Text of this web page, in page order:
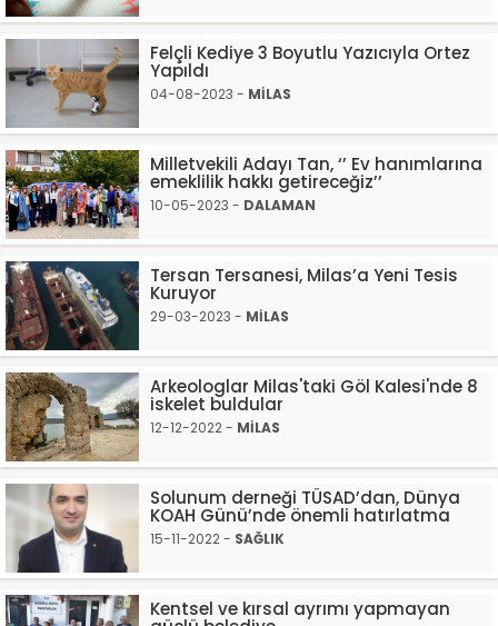
Felçli Kediye 3 Boyutlu Yazıcıyla Ortez
Yapıldı
04-08-2023 - MİLAS
Milletvekili Adayı Tan, ‘’ Ev hanımlarına
emeklilik hakkı getireceğiz’’
10-05-2023 - DALAMAN
Tersan Tersanesi, Milas’a Yeni Tesis
Kuruyor
29-03-2023 - MİLAS
Arkeologlar Milas'taki Göl Kalesi'nde 8
iskelet buldular
12-12-2022 - MİLAS
Solunum derneği TÜSAD’dan, Dünya
KOAH Günü’nde önemli hatırlatma
15-11-2022 - SAĞLIK
Kentsel ve kırsal ayrımı yapmayan